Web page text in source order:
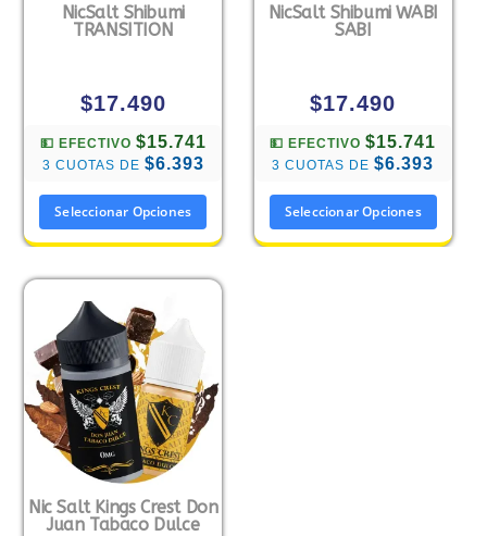
NicSalt Shibumi
TRANSITION
$17.490
💵 EFECTIVO $15.741
3 CUOTAS DE $6.393
Seleccionar Opciones
NicSalt Shibumi WABI
SABI
$17.490
💵 EFECTIVO$15.741
3 CUOTAS DE$6.393
Seleccionar Opciones
Nic Salt Kings Crest Don
Juan Tabaco Dulce